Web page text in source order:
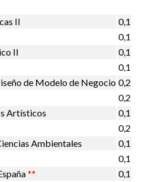
II
0,1
0,1
II
0,1
0,1
de Modelo de Negocio 0,2
0,2
Artísticos
0,1
0,2
Ambientales
0,1
0,1
**
0,1